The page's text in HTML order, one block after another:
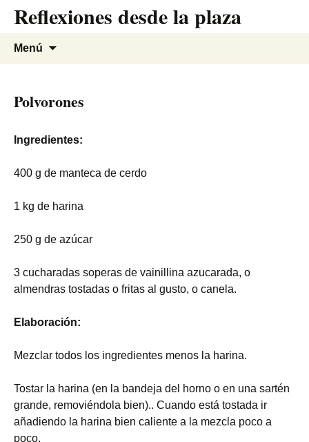
contenido
Reflexiones desde la plaza
Menú
Polvorones
Ingredientes:
400 g de manteca de cerdo
1 kg de harina
250 g de azúcar
3 cucharadas soperas de vainillina azucarada, o
almendras tostadas o fritas al gusto, o canela.
Elaboración:
Mezclar todos los ingredientes menos la harina.
Tostar la harina (en la bandeja del horno o en una sartén
grande, removiéndola bien).. Cuando está tostada ir
añadiendo la harina bien caliente a la mezcla poco a
poco.